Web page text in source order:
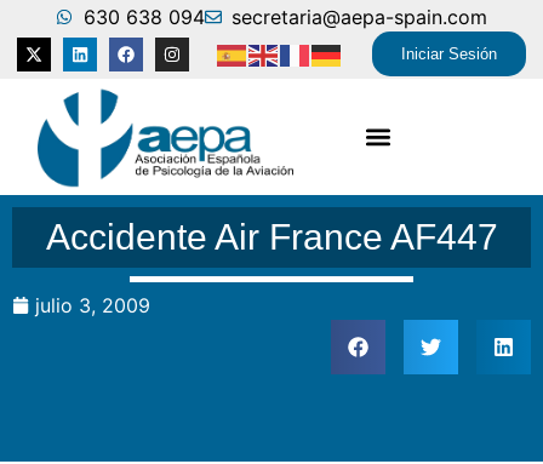
Iniciar Sesión
630 638 094 secretaria@aepa-spain.com
Accidente Air France AF447
julio 3, 2009